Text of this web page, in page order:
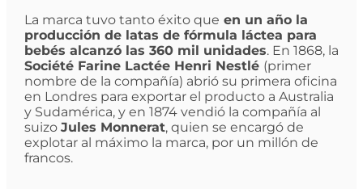
La marca tuvo tanto éxito que en un año la
producción de latas de fórmula láctea para
bebés alcanzó las 360 mil unidades. En 1868, la
Société Farine Lactée Henri Nestlé (primer
nombre de la compañía) abrió su primera oficina
en Londres para exportar el producto a Australia
y Sudamérica, y en 1874 vendió la compañía al
suizo Jules Monnerat, quien se encargó de
explotar al máximo la marca, por un millón de
francos.